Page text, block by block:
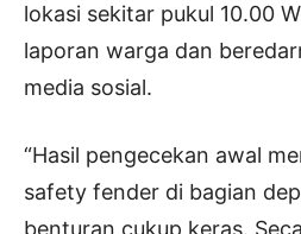
lokasi sekitar pukul 10.00
laporan warga dan
media sosial.
“Hasil pengecekan awal
safety fender di bagian
benturan cukup keras.